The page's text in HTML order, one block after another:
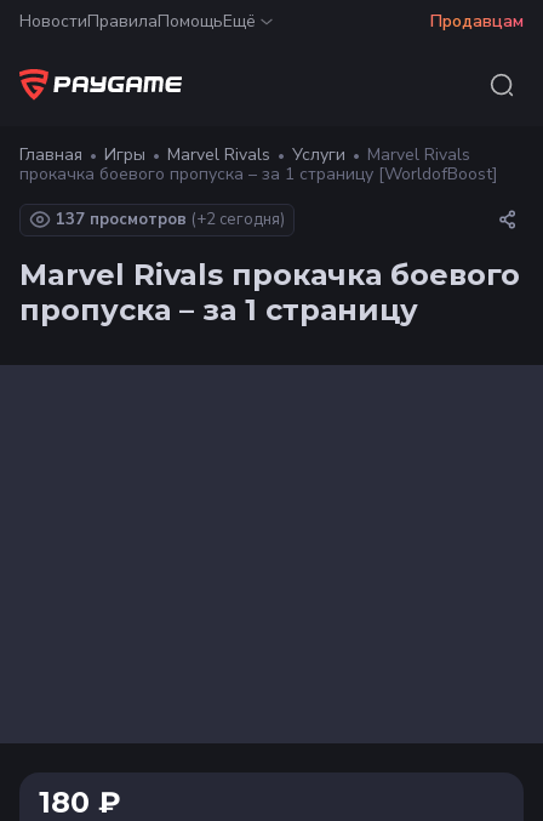
НовостиПравилаПомощьЕщё Продавцам
Главная Игры Marvel Rivals Услуги
Marvel Rivals
прокачка боевого пропуска – за 1 страницу [WorldofBoost]
137 просмотров (+2 сегодня)
Marvel Rivals прокачка боевого
пропуска – за 1 страницу
180 ₽